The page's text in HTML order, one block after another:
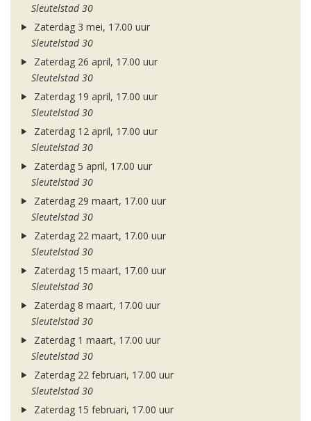
Sleutelstad 30
Zaterdag 3 mei, 17.00 uur
Sleutelstad 30
Zaterdag 26 april, 17.00 uur
Sleutelstad 30
Zaterdag 19 april, 17.00 uur
Sleutelstad 30
Zaterdag 12 april, 17.00 uur
Sleutelstad 30
Zaterdag 5 april, 17.00 uur
Sleutelstad 30
Zaterdag 29 maart, 17.00 uur
Sleutelstad 30
Zaterdag 22 maart, 17.00 uur
Sleutelstad 30
Zaterdag 15 maart, 17.00 uur
Sleutelstad 30
Zaterdag 8 maart, 17.00 uur
Sleutelstad 30
Zaterdag 1 maart, 17.00 uur
Sleutelstad 30
Zaterdag 22 februari, 17.00 uur
Sleutelstad 30
Zaterdag 15 februari, 17.00 uur